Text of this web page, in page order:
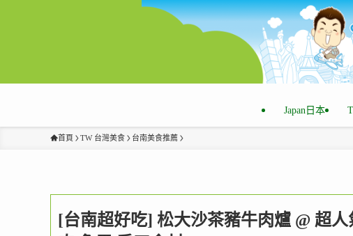
Japan日本
首頁 TW 台灣美食 台南美食推薦
[台南超好吃] 松大沙茶豬牛肉爐 @ 超